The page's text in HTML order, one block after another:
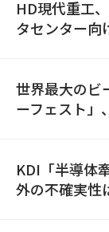
HD現代重工
タセンター向
世界最大のビ
ーフェスト」
KDI「半導体
外の不確実性